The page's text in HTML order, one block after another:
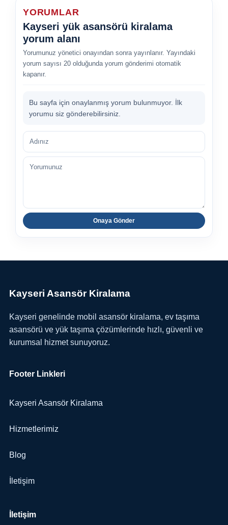
YORUMLAR
Kayseri yük asansörü kiralama
yorum alanı
Yorumunuz yönetici onayından sonra yayınlanır. Yayındaki
yorum sayısı 20 olduğunda yorum gönderimi otomatik
kapanır.
Bu sayfa için onaylanmış yorum bulunmuyor. İlk
yorumu siz gönderebilirsiniz.
Adınız
Yorumunuz
Onaya Gönder
Kayseri Asansör Kiralama
Kayseri genelinde mobil asansör kiralama, ev taşıma
asansörü ve yük taşıma çözümlerinde hızlı, güvenli ve
kurumsal hizmet sunuyoruz.
Footer Linkleri
Kayseri Asansör Kiralama
Hizmetlerimiz
Blog
İletişim
İletişim